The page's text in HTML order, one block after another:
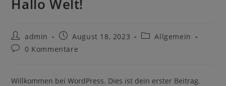
Hallo Welt!
Beitrags-
Autor:
admin
Beitrag
veröffentlicht:
August 18, 2023
Beitrags-
Allgemein
Beitrags-
0 Kommentare
Willkommen bei WordPress. Dies ist dein erster Beitrag.